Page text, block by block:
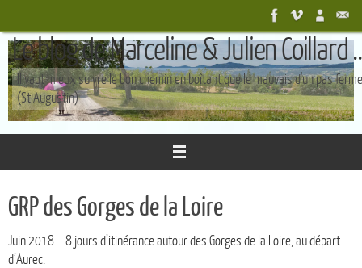
contenu
Le blog de Marceline & Julien Coillard
Il vaut mieux suivre le bon chemin en boîtant que le mauvais d'un pas ferme
(St Augustin)
GRP des Gorges de la Loire
Juin 2018 – 8 jours d’itinérance autour des Gorges de la Loire, au départ
d’Aurec.